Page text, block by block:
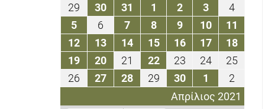
Απρίλιος 2021
29
Μαρτίου
2021
3030
Μαρτίου
2021
31
Μαρτίου
2021
1
Απριλίου
2021
22
Απριλίου
2021
33
Απριλίου
2021
44
2021
55
Απριλίου
2021
6
Απριλίου
2021
77
Απριλίου
2021
88
Απριλίου
2021
99
Απριλίου
2021
1010
Απριλίου
2021
11
2021
1212
Απριλίου
2021
1313
Απριλίου
2021
1414
Απριλίου
2021
1515
Απριλίου
2021
1616
Απριλίου
2021
1717
Απριλίου
2021
1818
2021
1919
Απριλίου
2021
2020
Απριλίου
2021
21
Απριλίου
2021
2222
Απριλίου
2021
2323
Απριλίου
2021
2424
Απριλίου
2021
2525
2021
26
Απριλίου
2727
Απριλίου
2828
Απριλίου
2929
Απριλίου
2021
3030
Απριλίου
2021
1
Μαΐου
2021
22
Μαΐου
2021